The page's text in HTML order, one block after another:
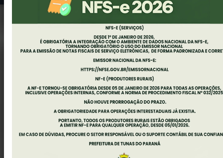
POSSE DOS
VEREADORES,
PREFEITO E VICE
PREFEITO
2025/2028